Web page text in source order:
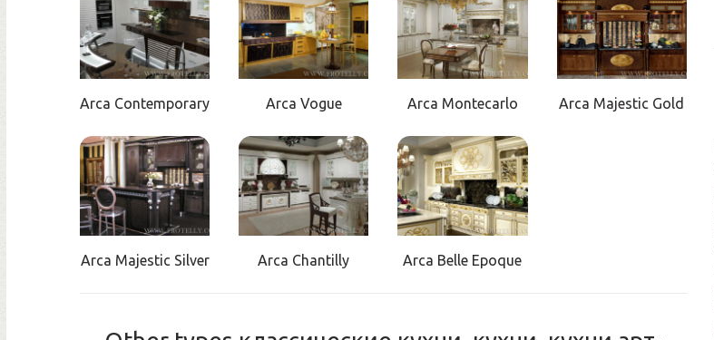
Arca Contemporary Arca Vogue Arca Montecarlo Arca Majestic Gold
Arca Majestic Silver Arca Chantilly Arca Belle Epoque